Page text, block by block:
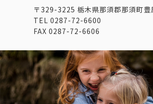
〒329-3225 栃木県那須郡那須町
TEL 0287-72-6600
FAX 0287-72-6606